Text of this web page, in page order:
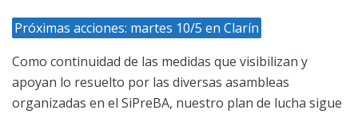
Próximas acciones: martes 10/5 en Clarín
Como continuidad de las medidas que visibilizan y
apoyan lo resuelto por las diversas asambleas
organizadas en el SiPreBA, nuestro plan de lucha sigue